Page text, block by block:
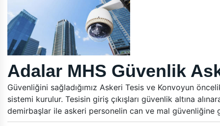
Adalar MHS Güvenlik
Güvenliğini sağladığımız Askeri Tesis ve Konvoyun
sistemi kurulur. Tesisin giriş çıkışları güvenlik altına
demirbaşlar ile askeri personelin can ve mal